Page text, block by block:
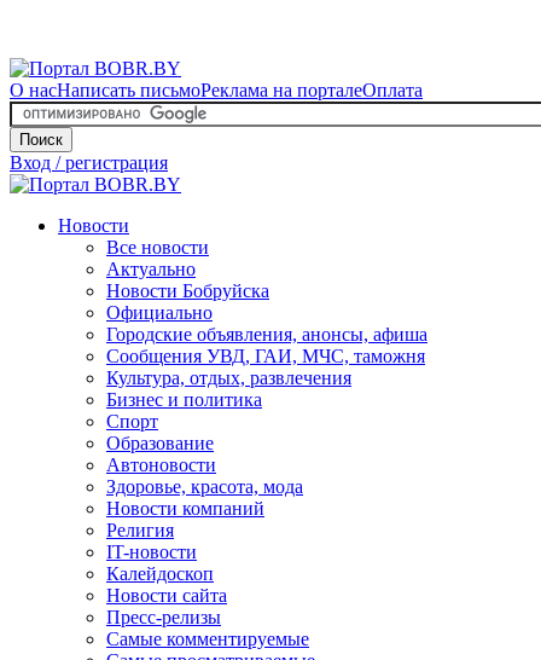
О насНаписать письмоРеклама на порталеОплата
Поиск
Вход / регистрация
Новости
Все новости
Актуально
Новости Бобруйска
Официально
Городские объявления, анонсы, афиша
Сообщения УВД, ГАИ, МЧС, таможня
Культура, отдых, развлечения
Бизнес и политика
Спорт
Образование
Автоновости
Здоровье, красота, мода
Новости компаний
Религия
IT-новости
Калейдоскоп
Новости сайта
Пресс-релизы
Самые комментируемые